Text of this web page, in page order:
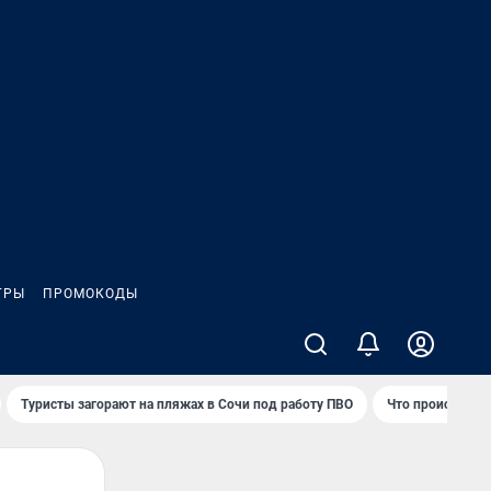
ПРОМОКОДЫ
Туристы загорают на пляжах в Сочи под работу ПВО Что происходит